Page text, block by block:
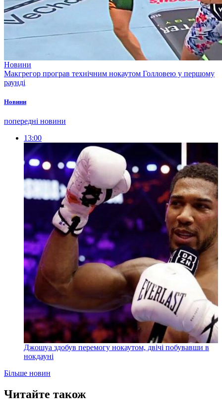
Новини
Макгрегор програв технічним нокаутом Голловею у першому
раунді
Новини
попередні новини
13:00
Джошуа здобув перемогу нокаутом, двічі побувавши в
нокдауні
Більше новин
Читайте також